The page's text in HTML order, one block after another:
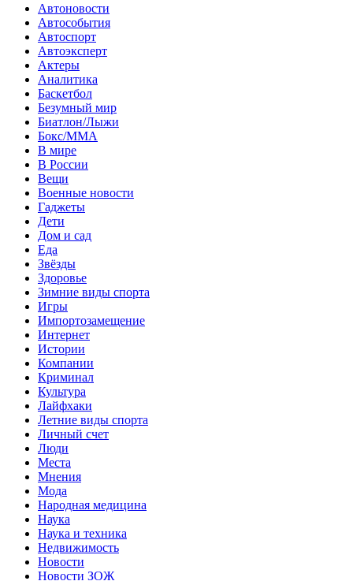
Автоновости
Автособытия
Автоспорт
Автоэксперт
Актеры
Аналитика
Баскетбол
Безумный мир
Биатлон/Лыжи
Бокс/MMA
В мире
В России
Вещи
Военные новости
Гаджеты
Дети
Дом и сад
Еда
Звёзды
Здоровье
Зимние виды спорта
Игры
Импортозамещение
Интернет
Истории
Компании
Криминал
Культура
Лайфхаки
Летние виды спорта
Личный счет
Люди
Места
Мнения
Мода
Народная медицина
Наука
Наука и техника
Недвижимость
Новости
Новости ЗОЖ